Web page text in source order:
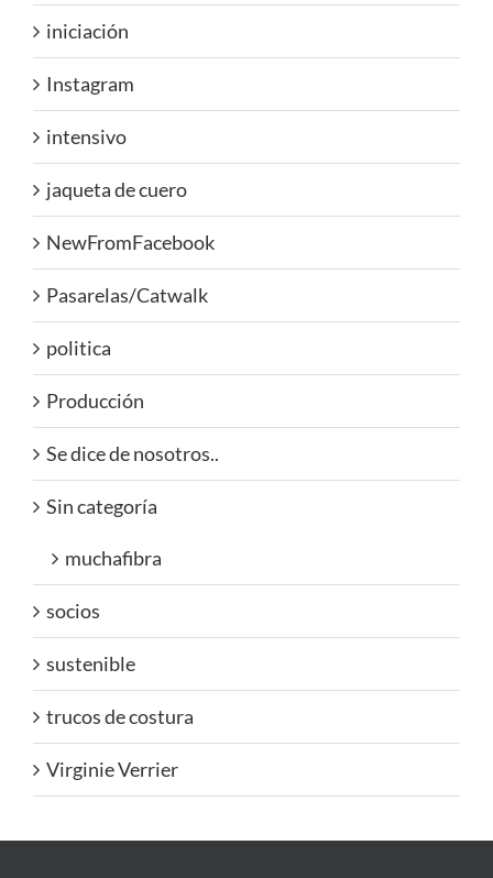
iniciación
Instagram
intensivo
jaqueta de cuero
NewFromFacebook
Pasarelas/Catwalk
politica
Producción
Se dice de nosotros..
Sin categoría
muchafibra
socios
sustenible
trucos de costura
Virginie Verrier